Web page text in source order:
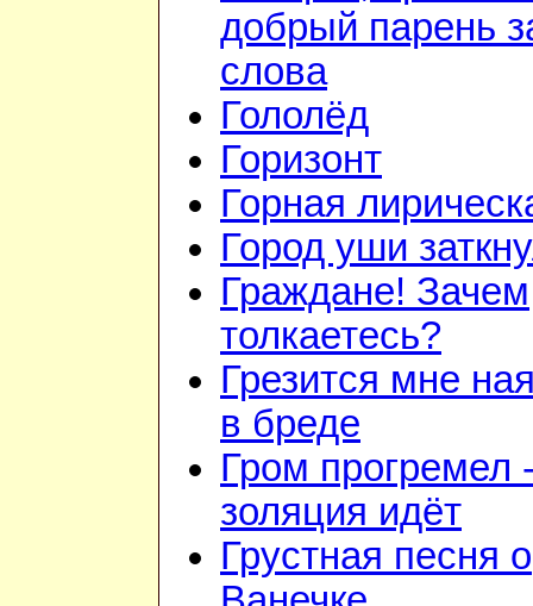
добрый парень
слова
Гололёд
Горизонт
Горная
Город уши
Граждане! Зачем
толкаетесь?
Грезится мне
в бреде
Гром прогремел
золяция идёт
Грустная песня о